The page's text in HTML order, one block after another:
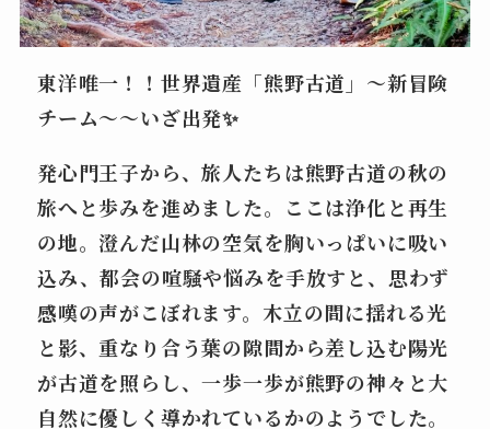
東洋唯一！！世界遺産「熊野古道」～新冒険
チーム～～いざ出発✨
発心門王子から、旅人たちは熊野古道の秋の
旅へと歩みを進めました。ここは浄化と再生
の地。澄んだ山林の空気を胸いっぱいに吸い
込み、都会の喧騒や悩みを手放すと、思わず
感嘆の声がこぼれます。木立の間に揺れる光
と影、重なり合う葉の隙間から差し込む陽光
が古道を照らし、一歩一歩が熊野の神々と大
自然に優しく導かれているかのようでした。